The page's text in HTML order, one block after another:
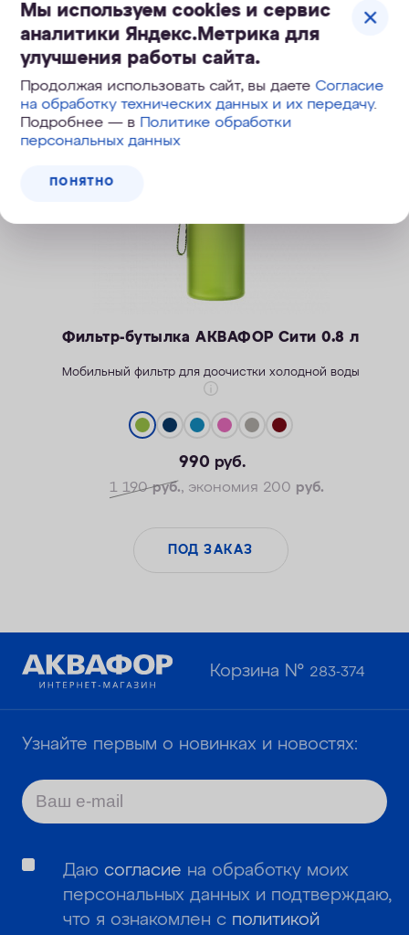
ПОД ЗАКАЗ
Скидка
Фильтр-бутылка АКВАФОР Сити 0.8 л
Мобильный фильтр для доочистки холодной воды
Легкость активной жизни
Надежность корпуса
Безопасные материалы
990 руб.
1 190руб., экономия 200 руб.
ПОД ЗАКАЗ
Мы используем cookies и сервис
аналитики Яндекс.Метрика для
улучшения работы сайта.
Продолжая использовать сайт, вы даетеСогласие
на обработку технических данных и их передачу.
Подробнее — в Политике обработки
персональных данных
ПОНЯТНО
Корзина № 283-374
Узнайте первым о новинках и новостях:
Даю согласие на обработку моих
персональных данных и подтверждаю,
что я ознакомлен с политикой